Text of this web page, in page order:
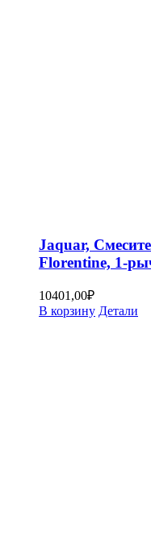
Jaquar,
Florentine, 1-
10401,00₽
В корзину Детали